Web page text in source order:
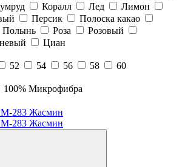
Коралл Лед
Лимон
Персик
Полоска какао
Полынь Роза
Розовый
Циан
52 54 56 58
60
100% Микрофибра